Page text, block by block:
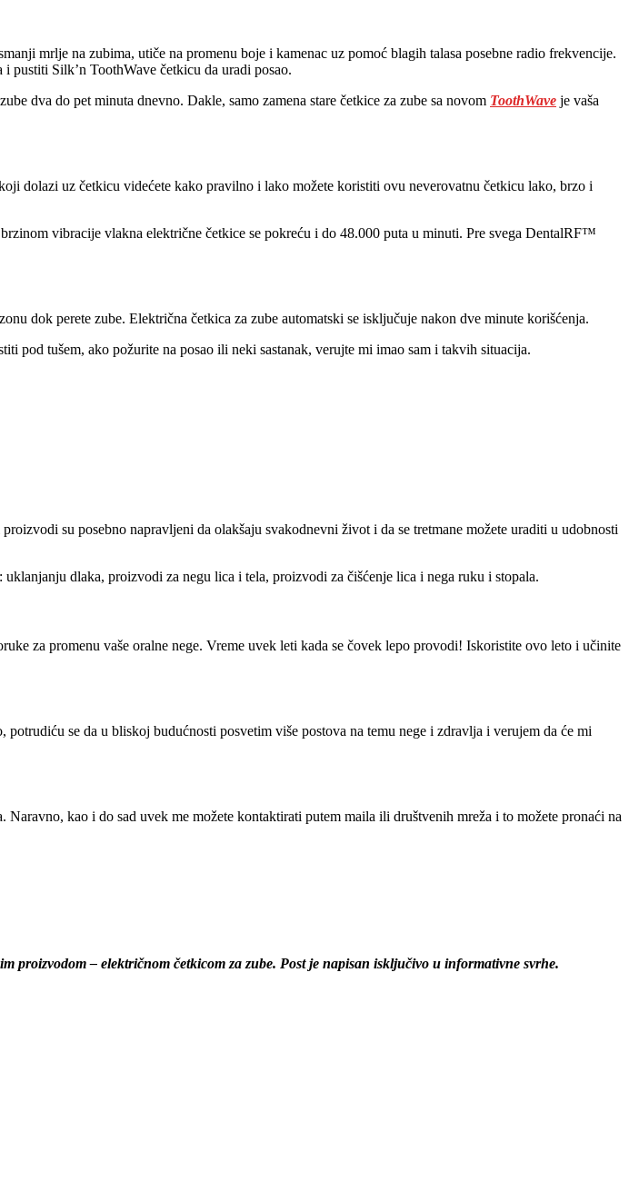
mrlje na zubima, utiče na promenu boje i kamenac uz pomoć blagih talasa posebne radio frekvencije.
pustiti Silk’n ToothWave četkicu da uradi posao.
dva do pet minuta dnevno. Dakle, samo zamena stare četkice za zube sa novom ToothWave je vaša
dolazi uz četkicu videćete kako pravilno i lako možete koristiti ovu neverovatnu četkicu lako, brzo i
vibracije vlakna električne četkice se pokreću i do 48.000 puta u minuti. Pre svega DentalRF™
dok perete zube. Električna četkica za zube automatski se isključuje nakon dve minute korišćenja.
pod tušem, ako požurite na posao ili neki sastanak, verujte mi imao sam i takvih situacija.
su posebno napravljeni da olakšaju svakodnevni život i da se tretmane možete uraditi u udobnosti
dlaka, proizvodi za negu lica i tela, proizvodi za čišćenje lica i nega ruku i stopala.
za promenu vaše oralne nege. Vreme uvek leti kada se čovek lepo provodi! Iskoristite ovo leto i učinite
se da u bliskoj budućnosti posvetim više postova na temu nege i zdravlja i verujem da će mi
kao i do sad uvek me možete kontaktirati putem maila ili društvenih mreža i to možete pronaći na
proizvodom – električnom četkicom za zube. Post je napisan isključivo u informativne svrhe.